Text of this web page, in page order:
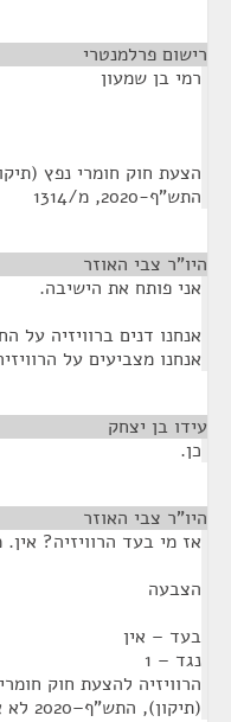
רישום פרלמנטרי
רמי בן שמעון
התש"ף-2020, מ/1314
היו"ר צבי האוזר
אני פותח את הישיבה.
אנחנו דנים ברוויזיה
אנחנו מצביעים על
עידו בן יצחק
כן.
היו"ר צבי האוזר
אז מי בעד הרוויזיה?
הצבעה
בעד – אין
נגד – 1
(תיקון), התש"ף–2020 לא אושרה.